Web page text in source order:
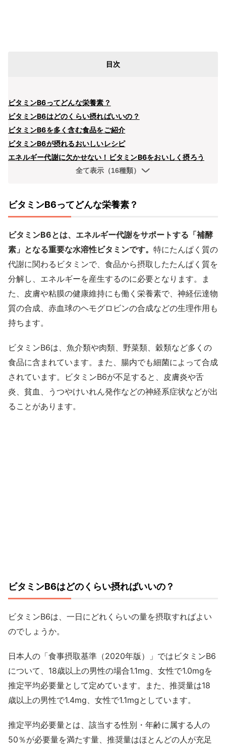
目次
ビタミンB6ってどんな栄養素？
ビタミンB6はどのくらい摂ればいいの？
ビタミンB6を多く含む食品をご紹介
ビタミンB6が摂れるおいしいレシピ
エネルギー代謝に欠かせない！ビタミンB6をおいしく摂ろう
全て表示（16種類）
ビタミンB6ってどんな栄養素？
ビタミンB6とは、エネルギー代謝をサポートする「補酵
素」となる重要な水溶性ビタミンです。 特にたんぱく質の
代謝に関わるビタミンで、食品から摂取したたんぱく質を
分解し、エネルギーを産生するのに必要となります。ま
た、皮膚や粘膜の健康維持にも働く栄養素で、神経伝達物
質の合成、赤血球のヘモグロビンの合成などの生理作用も
持ちます。
ビタミンB6は、魚介類や肉類、野菜類、穀類など多くの
食品に含まれています。また、腸内でも細菌によって合成
されています。ビタミンB6が不足すると、皮膚炎や舌
炎、貧血、うつやけいれん発作などの神経系症状などが出
ることがあります。
ビタミンB6はどのくらい摂ればいいの？
ビタミンB6は、一日にどれくらいの量を摂取すればよい
のでしょうか。
日本人の「食事摂取基準（2020年版）」ではビタミンB6
について、18歳以上の男性の場合1.1mg、女性で1.0mgを
推定平均必要量として定めています。また、推奨量は18
歳以上の男性で1.4mg、女性で1.1mgとしています。
推定平均必要量とは、該当する性別・年齢に属する人の
50％が必要量を満たす量、推奨量はほとんどの人が充足